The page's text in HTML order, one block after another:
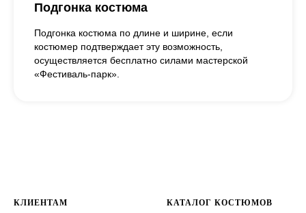
Подгонка костюма
Подгонка костюма по длине и ширине, если
костюмер подтверждает эту возможность,
осуществляется бесплатно силами мастерской
«Фестиваль-парк».
КЛИЕНТАМ КАТАЛОГ КОСТЮМОВ